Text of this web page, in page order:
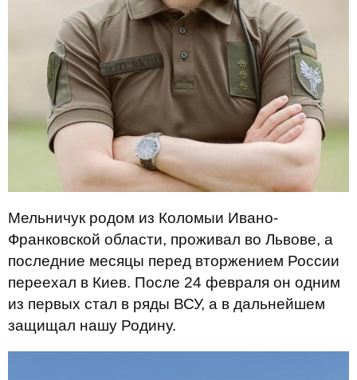
Мельничук родом из Коломыи Ивано-
Франковской области, проживал во Львове, а
последние месяцы перед вторжением России
переехал в Киев. После 24 февраля он одним
из первых стал в ряды ВСУ, а в дальнейшем
защищал нашу Родину.